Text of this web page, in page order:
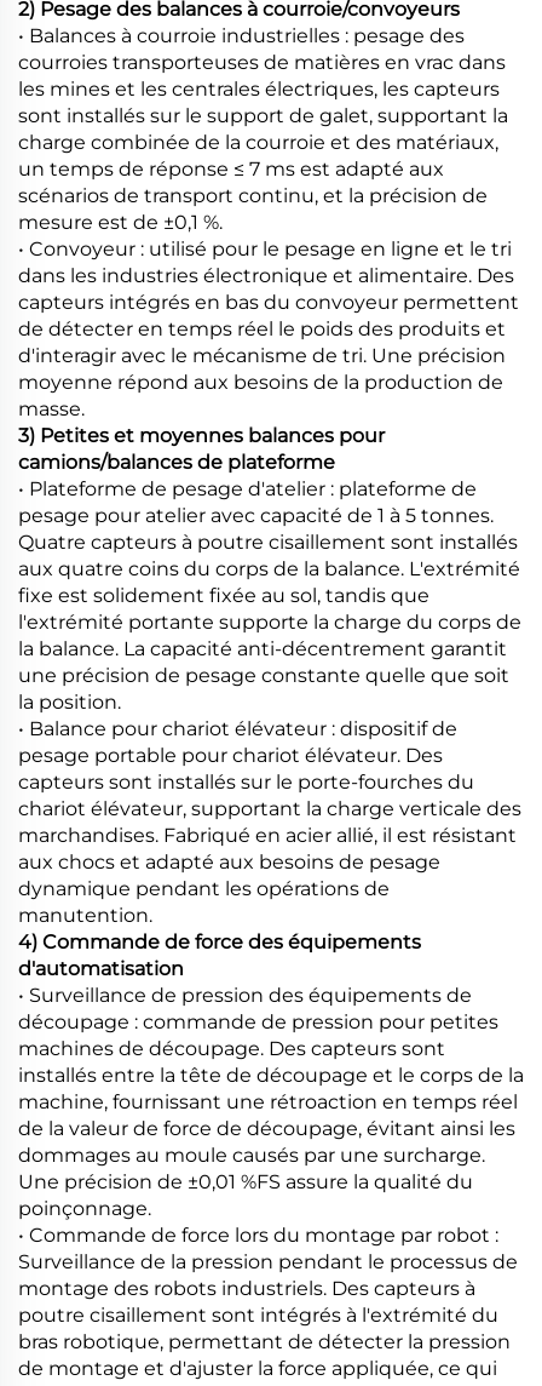
2) Pesage des balances à courroie/convoyeurs
• Balances à courroie industrielles : pesage des
courroies transporteuses de matières en vrac dans
les mines et les centrales électriques, les capteurs
sont installés sur le support de galet, supportant la
charge combinée de la courroie et des matériaux,
un temps de réponse ≤ 7 ms est adapté aux
scénarios de transport continu, et la précision de
mesure est de ±0,1 %.
• Convoyeur : utilisé pour le pesage en ligne et le tri
dans les industries électronique et alimentaire. Des
capteurs intégrés en bas du convoyeur permettent
de détecter en temps réel le poids des produits et
d'interagir avec le mécanisme de tri. Une précision
moyenne répond aux besoins de la production de
masse.
3) Petites et moyennes balances pour
camions/balances de plateforme
• Plateforme de pesage d'atelier : plateforme de
pesage pour atelier avec capacité de 1 à 5 tonnes.
Quatre capteurs à poutre cisaillement sont installés
aux quatre coins du corps de la balance. L'extrémité
fixe est solidement fixée au sol, tandis que
l'extrémité portante supporte la charge du corps de
la balance. La capacité anti-décentrement garantit
une précision de pesage constante quelle que soit
la position.
• Balance pour chariot élévateur : dispositif de
pesage portable pour chariot élévateur. Des
capteurs sont installés sur le porte-fourches du
chariot élévateur, supportant la charge verticale des
marchandises. Fabriqué en acier allié, il est résistant
aux chocs et adapté aux besoins de pesage
dynamique pendant les opérations de
manutention.
4) Commande de force des équipements
d'automatisation
• Surveillance de pression des équipements de
découpage : commande de pression pour petites
machines de découpage. Des capteurs sont
installés entre la tête de découpage et le corps de la
machine, fournissant une rétroaction en temps réel
de la valeur de force de découpage, évitant ainsi les
dommages au moule causés par une surcharge.
Une précision de ±0,01 %FS assure la qualité du
poinçonnage.
• Commande de force lors du montage par robot :
Surveillance de la pression pendant le processus de
montage des robots industriels. Des capteurs à
poutre cisaillement sont intégrés à l'extrémité du
bras robotique, permettant de détecter la pression
de montage et d'ajuster la force appliquée, ce qui